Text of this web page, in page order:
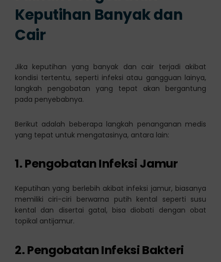
Keputihan Banyak dan
Cair
Jika keputihan yang banyak dan cair terjadi akibat
kondisi tertentu, seperti infeksi atau gangguan lainya,
langkah pengobatan yang tepat akan bergantung
pada penyebabnya.
Berikut adalah beberapa langkah penanganan medis
yang tepat untuk mengatasinya, antara lain:
1. Pengobatan Infeksi Jamur
Keputihan yang berlebih akibat infeksi jamur, biasanya
memiliki ciri-ciri berwarna putih kental seperti susu
kental dan disertai gatal, bisa diobati dengan obat
topikal antijamur.
2. Pengobatan Infeksi Bakteri